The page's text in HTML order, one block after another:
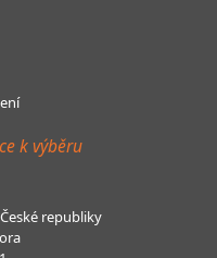
k výběru
republiky